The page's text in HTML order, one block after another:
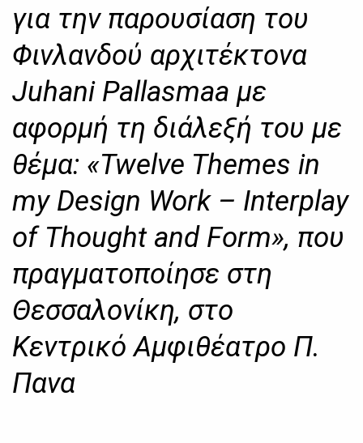
για την παρουσίαση του
Φινλανδού αρχιτέκτονα
Juhani Pallasmaa με
αφορμή τη διάλεξή του με
θέμα: «Twelve Themes in
my Design Work – Interplay
of Τhought and Form», που
πραγματοποίησε στη
Θεσσαλονίκη, στο
Κεντρικό Αμφιθέατρο Π.
Πανα